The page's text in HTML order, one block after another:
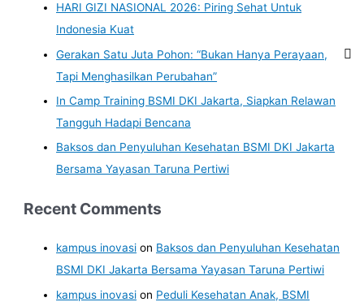
HARI GIZI NASIONAL 2026: Piring Sehat Untuk
Indonesia Kuat
Gerakan Satu Juta Pohon: “Bukan Hanya Perayaan,
Tapi Menghasilkan Perubahan”
In Camp Training BSMI DKI Jakarta, Siapkan Relawan
Tangguh Hadapi Bencana
Baksos dan Penyuluhan Kesehatan BSMI DKI Jakarta
Bersama Yayasan Taruna Pertiwi
Recent Comments
kampus inovasi on Baksos dan Penyuluhan Kesehatan
BSMI DKI Jakarta Bersama Yayasan Taruna Pertiwi
kampus inovasi on Peduli Kesehatan Anak, BSMI